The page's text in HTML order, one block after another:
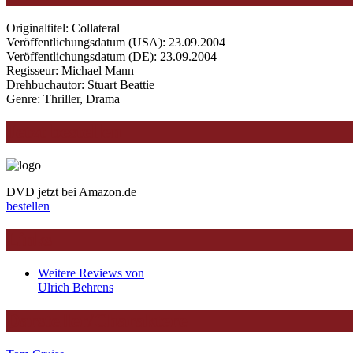
Originaltitel: Collateral
Veröffentlichungsdatum (USA): 23.09.2004
Veröffentlichungsdatum (DE): 23.09.2004
Regisseur: Michael Mann
Drehbuchautor: Stuart Beattie
Genre: Thriller, Drama
DVD jetzt bei Amazon.de
bestellen
Weitere Reviews von
Ulrich Behrens